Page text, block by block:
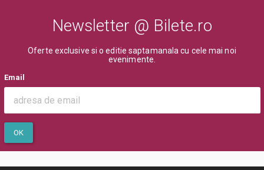
Newsletter @ Bilete.ro
Oferte exclusive si o editie saptamanala cu cele mai noi
evenimente.
Email
OK